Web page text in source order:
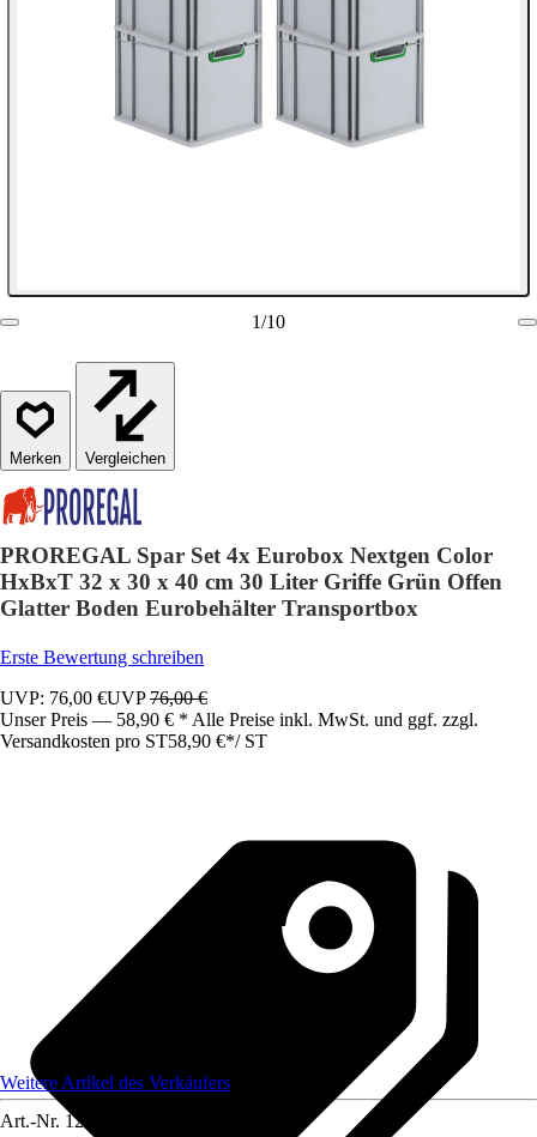
1/10
Vergleichen
PROREGAL Spar Set 4x Eurobox Nextgen Color
HxBxT 32 x 30 x 40 cm 30 Liter Griffe Grün Offen
Glatter Boden Eurobehälter Transportbox
Erste Bewertung schreiben
UVP: 76,00 €UVP76,00 €
Unser Preis — 58,90 € * Alle Preise inkl. MwSt. und ggf. zzgl.
Versandkosten pro ST58,90 €*/ ST
Weitere Artikel des Verkäufers
Art.-Nr. 12222506